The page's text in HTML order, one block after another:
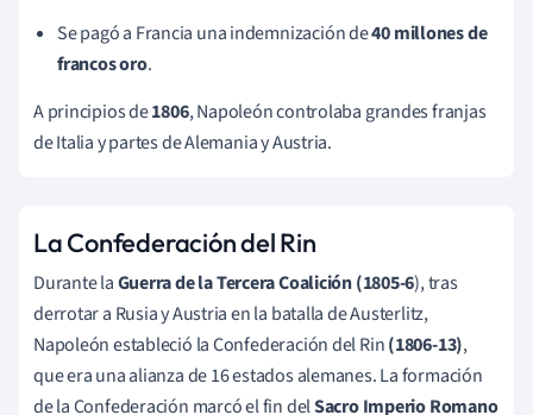
Se pagó a Francia una indemnización de40 millones de
francos oro.
A principios de1806, Napoleón controlaba grandes franjas
de Italia y partes de Alemania y Austria.
La Confederación del Rin
Durante laGuerra de la Tercera Coalición (1805-6), tras
derrotar a Rusia y Austria en la batalla de Austerlitz,
Napoleón estableció la Confederación del Rin(1806-13),
que era una alianza de 16 estados alemanes. La formación
de la Confederación marcó el fin delSacroImperio Romano